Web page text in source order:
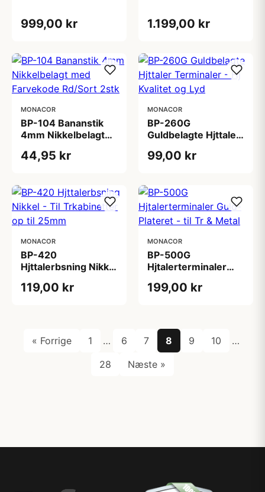
999,00 kr 1.199,00 kr
MONACOR
BP-104 Bananstik
4mm Nikkelbelagt
Rd/Sort 2stk
44,95 kr
MONACOR
BP-260G
Guldbelagte Hjttaler
Kvalitet og Lyd
99,00 kr
MONACOR
BP-420
Hjttalerbsning Nikkel
til 25mm
119,00 kr
MONACOR
BP-500G
Hjtalerterminaler
& Metal
199,00 kr
« Forrige 1 … 6 7 8 9 10
…
28
Næste »